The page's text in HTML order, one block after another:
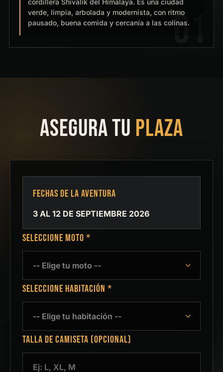
cordillera Shivalik del Himalaya. Es una ciudad
verde, limpia, arbolada y modernista, con ritmo
pausado, buena comida y cercanía a las colinas.
ASEGURA TU PLAZA
FECHAS DE LA AVENTURA
3 AL 12 DE SEPTIEMBRE 2026
SELECCIONE MOTO *
SELECCIONE HABITACIÓN *
TALLA DE CAMISETA (OPCIONAL)